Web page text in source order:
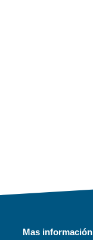
Mas información